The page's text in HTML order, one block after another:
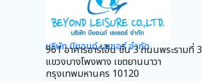
บริษัท บียอนด์ เลเชอร์ จำกัด
961 อาคารอาร์เอ็น ชั้น 3 ถนนพระรามที่ 3
แขวงบางโพงพาง เขตยานนาวา
กรุงเทพมหานคร 10120